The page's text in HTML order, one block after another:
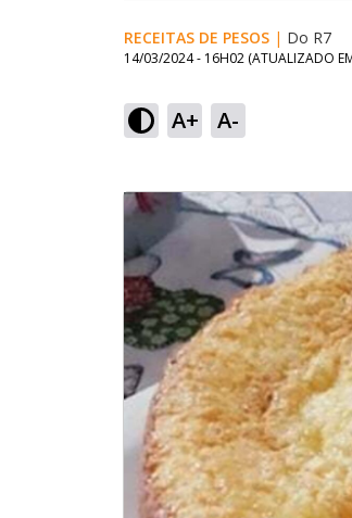
RECEITAS DE PESOS | Do R7
14/03/2024 - 16H02 (ATUALIZADO
A+ A-